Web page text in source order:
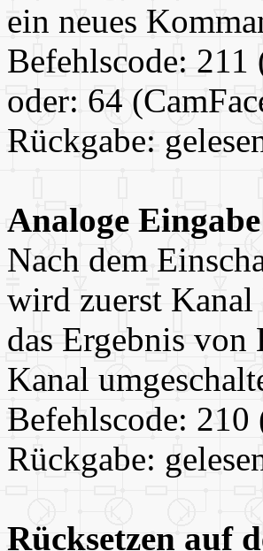
ein neues
Befehlscode:
oder: 64
Rückgabe:
Analoge
Nach dem
wird zuerst Kanal
das Ergebnis
Kanal
Befehlscode:
Rückgabe:
Rücksetzen auf